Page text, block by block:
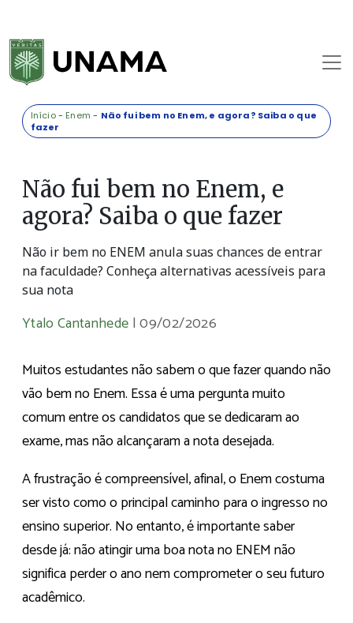
Início- Enem - Não fui bem no Enem, e agora? Saiba o que
fazer
Não fui bem no Enem, e
agora? Saiba o que fazer
Não ir bem no ENEM anula suas chances de entrar
na faculdade? Conheça alternativas acessíveis para
sua nota
Ytalo Cantanhede |09/02/2026
Muitos estudantes não sabem o que fazer quando não
vão bem no Enem. Essa é uma pergunta muito
comum entre os candidatos que se dedicaram ao
exame, mas não alcançaram a nota desejada.
A frustração é compreensível, afinal, o Enem costuma
ser visto como o principal caminho para o ingresso no
ensino superior. No entanto, é importante saber
desde já: não atingir uma boa nota no ENEM não
significa perder o ano nem comprometer o seu futuro
acadêmico.